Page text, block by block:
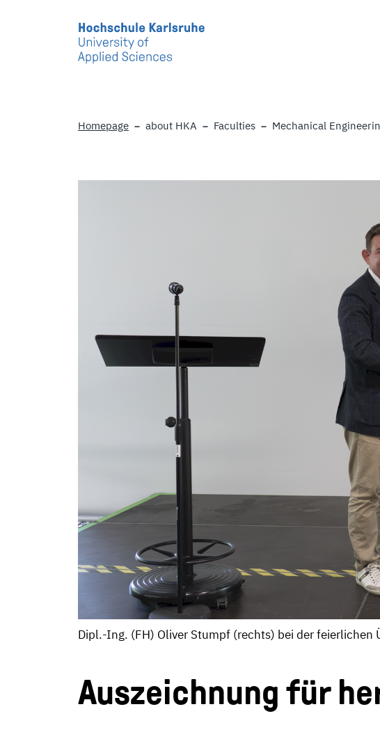
Homepage about HKA Faculties Mechanical
Dipl.-Ing. (FH) Oliver Stumpf (rechts) bei der feierlichen
Auszeichnung für